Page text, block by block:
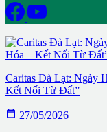
Hội Ngộ Caritas Đà
Ngàn
Caritas Đà Lạt: Ngày
Kết Nối Từ Đất”
 27/05/2026